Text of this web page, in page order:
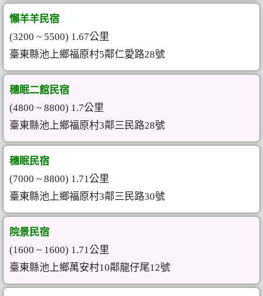
懶羊羊民宿
(3200 ~ 5500) 1.67公里
臺東縣池上鄉福原村5鄰仁愛路28號
穗眠二館民宿
(4800 ~ 8800) 1.7公里
臺東縣池上鄉福原村3鄰三民路28號
穗眠民宿
(7000 ~ 8800) 1.71公里
臺東縣池上鄉福原村3鄰三民路30號
院景民宿
(1600 ~ 1600) 1.71公里
臺東縣池上鄉萬安村10鄰龍仔尾12號